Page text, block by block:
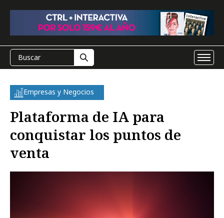
Empresas y Negocios
Plataforma de IA para
conquistar los puntos de
venta